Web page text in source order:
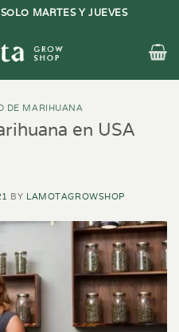
MARTES Y JUEVES
DE MARIHUANA
en USA
BY LAMOTAGROWSHOP